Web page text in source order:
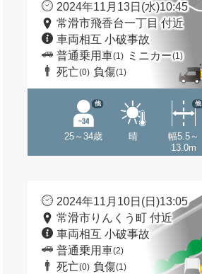
2024年11月13日(水)10:45
常滑市飛香台一丁目 付近
車両相互 小破事故
普通乗用車(1) ミニカー(1)
死亡(0) 負傷(1)
25～34歳
他
晴
幅5.5～
13.0m
他
2024年11月10日(日)13:05
常滑市りんくう町 付近
車両相互 小破事故
普通乗用車(2)
死亡(0) 負傷(1)